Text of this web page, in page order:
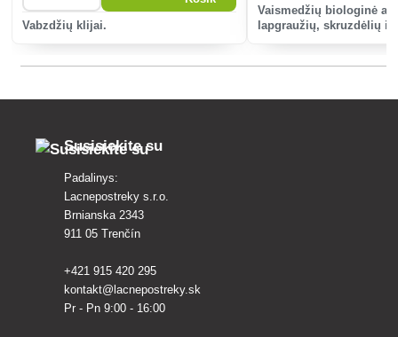
Vabzdžių klijai.
Vaismedžių biologinė
lapgraužių, skruzdėlių ir
Susisiekite su
Padalinys:
Lacnepostreky s.r.o.
Brnianska 2343
911 05 Trenčín
+421 915 420 295
kontakt@lacnepostreky.sk
Pr - Pn 9:00 - 16:00